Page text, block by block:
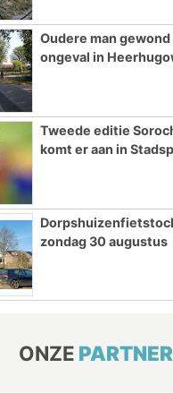
Oudere man
ongeval in
Tweede editie
komt er aan in
zondag 30 augustus
ONZE